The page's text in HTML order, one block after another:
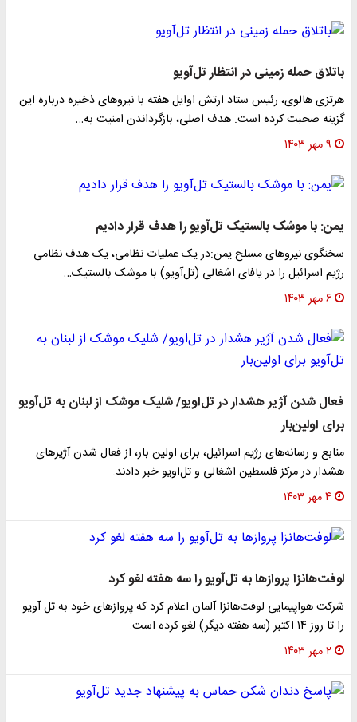
باتلاق حمله زمینی در انتظار تل‌آویو
هرتزی هالوی، رئیس ستاد ارتش اوایل هفته با نیرو‌های ذخیره درباره این
گزینه صحبت کرده است. هدف اصلی، بازگرداندن امنیت به…
۹ مهر ۱۴۰۳
یمن: با موشک بالستیک تل‌آویو را هدف قرار دادیم
سخنگوی نیروهای مسلح یمن:در یک عملیات نظامی، یک هدف نظامی
رژیم اسرائیل را در یافای اشغالی (تل‌آویو) با موشک بالستیک…
۶ مهر ۱۴۰۳
فعال شدن آژیر هشدار در تل‌اویو/ شلیک موشک از لبنان به تل‌آویو
برای اولین‌بار
منابع و رسانه‌های رژیم اسرائیل، برای اولین بار، از فعال شدن آژیرهای
هشدار در مرکز فلسطین اشغالی و تل‌اویو خبر دادند.
۴ مهر ۱۴۰۳
لوفت‌هانزا پروازها به تل‌آویو را سه هفته لغو کرد
شرکت هواپیمایی لوفت‌هانزا آلمان اعلام کرد که پروازهای خود به تل آویو
را تا روز ۱۴ اکتبر (سه هفته دیگر) لغو کرده است.
۲ مهر ۱۴۰۳